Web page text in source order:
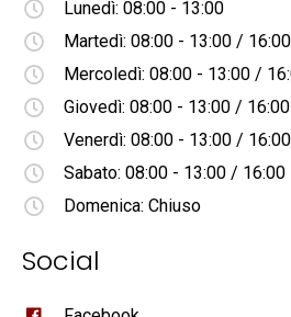
Lunedì: 08:00 - 13:00
Martedì: 08:00 - 13:00 /
Mercoledì: 08:00 - 13:00 /
Giovedì: 08:00 - 13:00 /
Venerdì: 08:00 - 13:00 /
Sabato: 08:00 - 13:00 / 16:00
Domenica: Chiuso
Social